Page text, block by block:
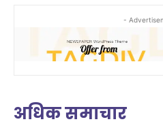
-
अधिक समाचार